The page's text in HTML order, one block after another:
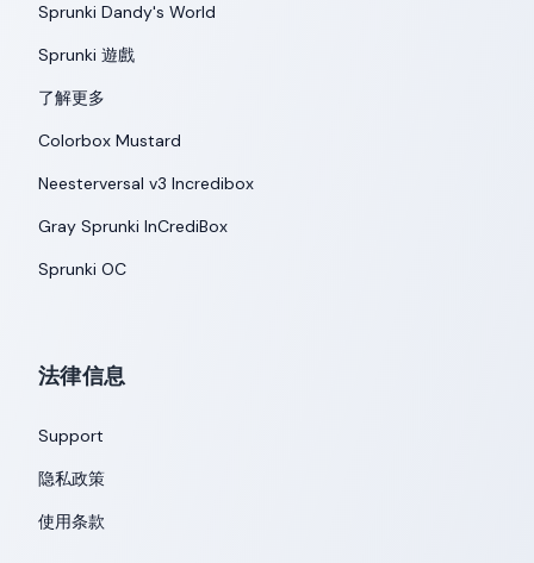
Sprunki Dandy's World
Sprunki 遊戲
了解更多
Colorbox Mustard
Neesterversal v3 Incredibox
Gray Sprunki InCrediBox
Sprunki OC
法律信息
Support
隐私政策
使用条款